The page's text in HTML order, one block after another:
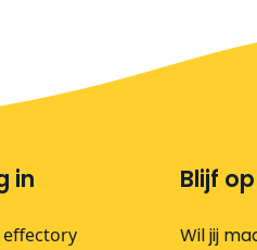
in
effectory
Blijf
Wil jij